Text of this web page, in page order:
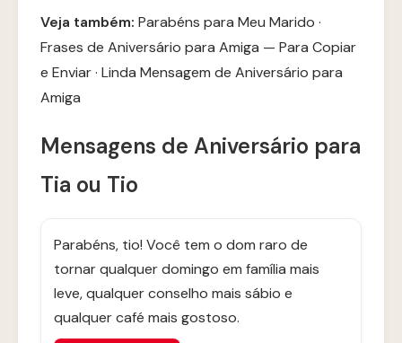
Veja também: Parabéns para Meu Marido ·
Frases de Aniversário para Amiga — Para Copiar
e Enviar· Linda Mensagem de Aniversário para
Amiga
Mensagens de Aniversário para
Tia ou Tio
Parabéns, tio! Você tem o dom raro de
tornar qualquer domingo em família mais
leve, qualquer conselho mais sábio e
qualquer café mais gostoso.